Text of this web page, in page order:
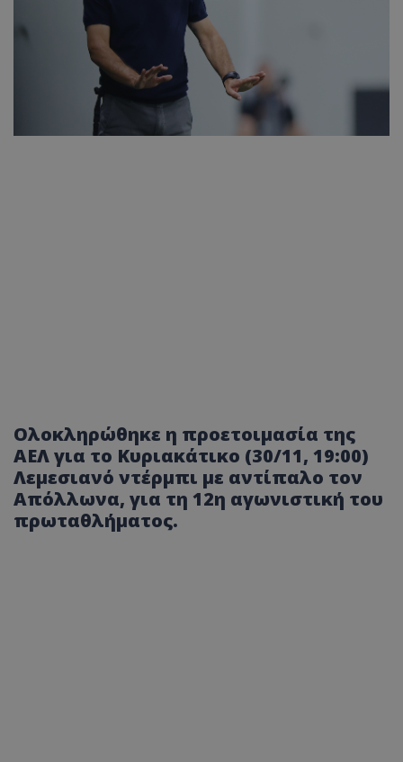
Ολοκληρώθηκε η προετοιμασία της
ΑΕΛ για το Κυριακάτικο (30/11, 19:00)
Λεμεσιανό ντέρμπι με αντίπαλο τον
Απόλλωνα, για τη 12η αγωνιστική του
πρωταθλήματος.